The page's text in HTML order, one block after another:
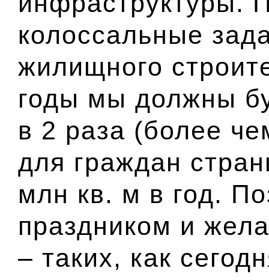
колоссальные
жилищного
годы мы должны
в 2 раза (более
для граждан
млн кв. м в год.
праздником и
– таких, как